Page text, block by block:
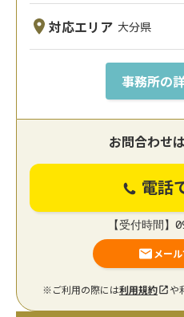
対応エリア 大分県
事務所の
お問合わせ
電話
【受付時間
メー
※ご利用の際には利用規約 や